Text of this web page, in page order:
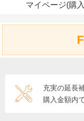
マイページ(購
充実の延長
購入金額内